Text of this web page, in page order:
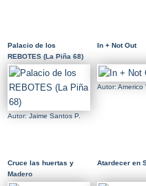
Palacio de los
REBOTES (La Piña 68)
Autor: Jaime Santos P.
In + Not Out
Autor: Americo
Cruce las huertas y
Madero
Atardecer en